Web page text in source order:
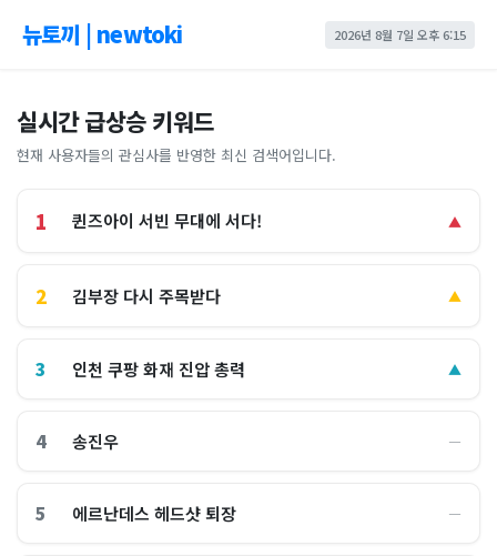
뉴토끼 | newtoki 2026년 8월 7일 오후 6:15
실시간 급상승 키워드
현재 사용자들의 관심사를 반영한 최신 검색어입니다.
1 퀸즈아이 서빈 무대에 서다! ▲
2 김부장 다시 주목받다 ▲
3 인천 쿠팡 화재 진압 총력 ▲
4 송진우 ―
5 에르난데스 헤드샷 퇴장 ―